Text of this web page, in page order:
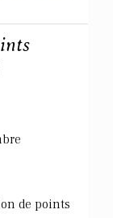
de points